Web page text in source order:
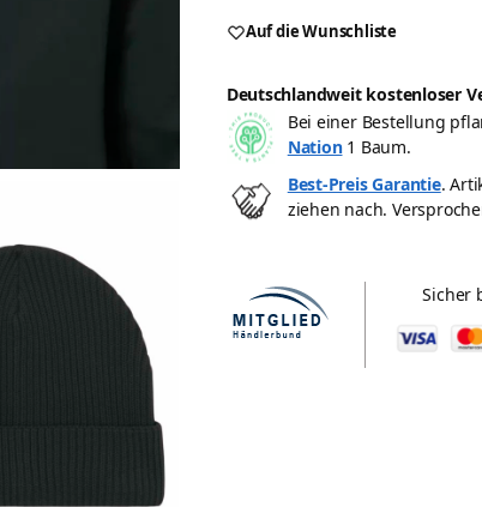
l
e
r
n
a
Auf die Wunschliste
Deutschlandweit kostenloser
Bei einer Bestellung
Nation1 Baum.
Best-Preis Garantie.
ziehen nach.
Sicher